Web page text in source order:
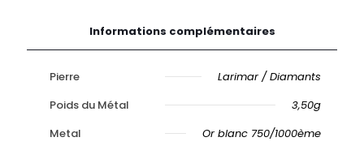
Informations complémentaires
Pierre
Larimar / Diamants
Poids du Métal
3,50g
Metal
Or blanc 750/1000ème